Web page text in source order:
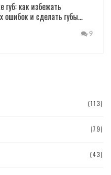
как избежать
ошибок и сделать губы
9
(113)
(79)
(43)